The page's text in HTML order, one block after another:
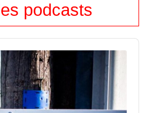
podcasts